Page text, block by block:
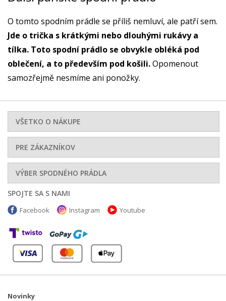
O tomto spodním prádle se příliš nemluví, ale patří sem.
Jde o trička s krátkými nebo dlouhými rukávy a
tílka. Toto spodní prádlo se obvykle obléká pod
oblečení, a to především pod košili.Opomenout
samozřejmě nesmíme ani ponožky.
VŠETKO O NÁKUPE
PRE ZÁKAZNÍKOV
VÝBER SPODNÉHO PRÁDLA
SPOJTE SA S NAMI
Facebook Instagram Youtube
Novinky